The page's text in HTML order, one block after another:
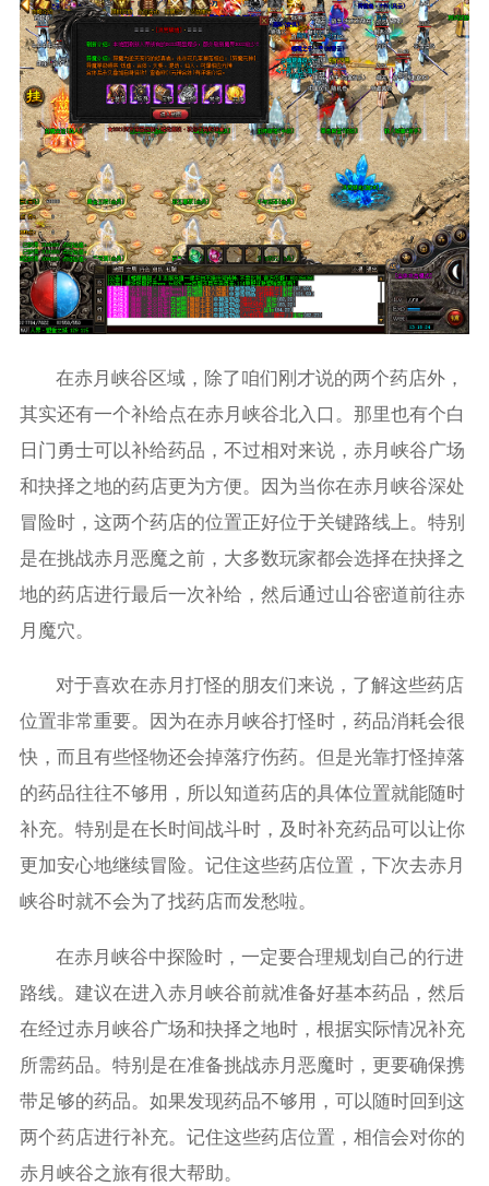
在赤月峡谷区域，除了咱们刚才说的两个药店外，
其实还有一个补给点在赤月峡谷北入口。那里也有个白
日门勇士可以补给药品，不过相对来说，赤月峡谷广场
和抉择之地的药店更为方便。因为当你在赤月峡谷深处
冒险时，这两个药店的位置正好位于关键路线上。特别
是在挑战赤月恶魔之前，大多数玩家都会选择在抉择之
地的药店进行最后一次补给，然后通过山谷密道前往赤
月魔穴。
对于喜欢在赤月打怪的朋友们来说，了解这些药店
位置非常重要。因为在赤月峡谷打怪时，药品消耗会很
快，而且有些怪物还会掉落疗伤药。但是光靠打怪掉落
的药品往往不够用，所以知道药店的具体位置就能随时
补充。特别是在长时间战斗时，及时补充药品可以让你
更加安心地继续冒险。记住这些药店位置，下次去赤月
峡谷时就不会为了找药店而发愁啦。
在赤月峡谷中探险时，一定要合理规划自己的行进
路线。建议在进入赤月峡谷前就准备好基本药品，然后
在经过赤月峡谷广场和抉择之地时，根据实际情况补充
所需药品。特别是在准备挑战赤月恶魔时，更要确保携
带足够的药品。如果发现药品不够用，可以随时回到这
两个药店进行补充。记住这些药店位置，相信会对你的
赤月峡谷之旅有很大帮助。